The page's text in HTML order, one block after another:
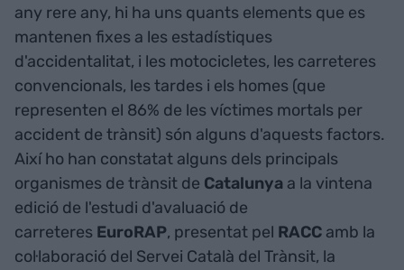
any rere any, hi ha uns quants elements que es
mantenen fixes a les estadístiques
d'accidentalitat, i les motocicletes, les carreteres
convencionals, les tardes i els homes (que
representen el 86% de les víctimes mortals per
accident de trànsit) són alguns d'aquests factors.
Així ho han constatat alguns dels principals
organismes de trànsit de Catalunya a la vintena
edició de l'estudi d'avaluació de
carreteres EuroRAP, presentat pel RACC amb la
col·laboració del Servei Català del Trànsit, la